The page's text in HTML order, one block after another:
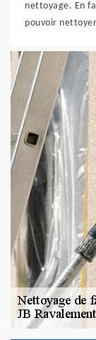
nettoyage. En
pouvoir